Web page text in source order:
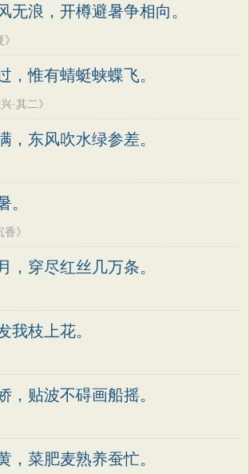
无浪，开樽避暑争相向。
，惟有蜻蜓蛱蝶飞。
·其二》
，东风吹水绿参差。
。
》
，穿尽红丝几万条。
我枝上花。
，贴波不碍画船摇。
，菜肥麦熟养蚕忙。